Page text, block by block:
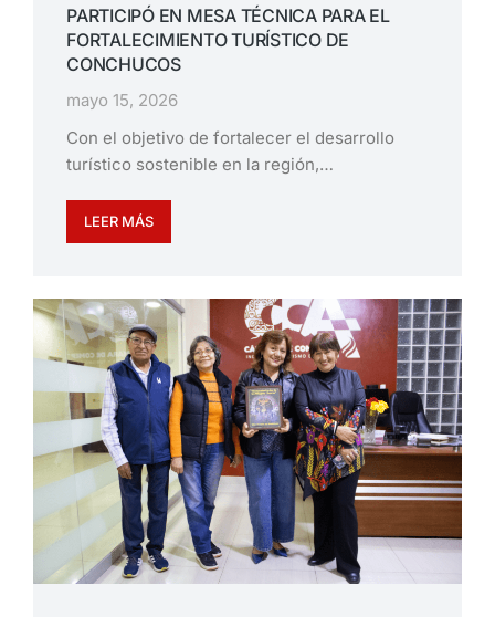
PARTICIPÓ EN MESA TÉCNICA PARA EL
FORTALECIMIENTO TURÍSTICO DE
CONCHUCOS
mayo 15, 2026
Con el objetivo de fortalecer el desarrollo
turístico sostenible en la región,…
LEER MÁS